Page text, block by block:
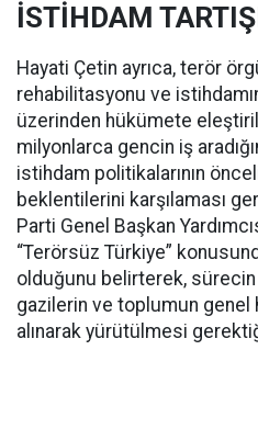
İSTİHDAM
Hayati Çetin ayrıca, terör
rehabilitasyonu ve
üzerinden hükümete
milyonlarca gencin iş
istihdam politikalarının
beklentilerini karşılaması
Parti Genel Başkan
“Terörsüz Türkiye”
olduğunu belirterek, sürecin
gazilerin ve toplumun
alınarak yürütülmesi